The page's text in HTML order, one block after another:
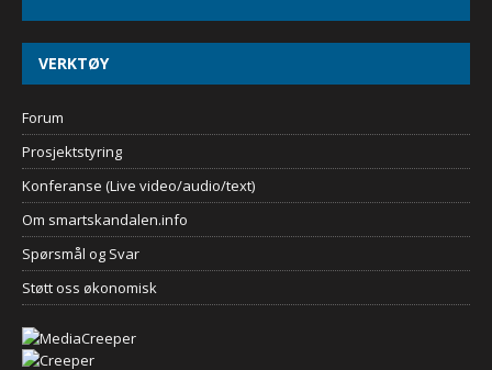
VERKTØY
Forum
Prosjektstyring
Konferanse (Live video/audio/text)
Om smartskandalen.info
Spørsmål og Svar
Støtt oss økonomisk